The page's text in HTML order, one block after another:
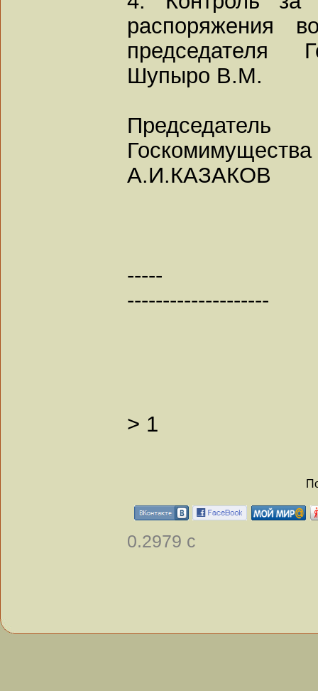
распоряжения
председателя
Шупыро В.М.
Председатель
Госкомимущества
А.И.КАЗАКОВ
-----
--------------------
> 1
0.2979 с